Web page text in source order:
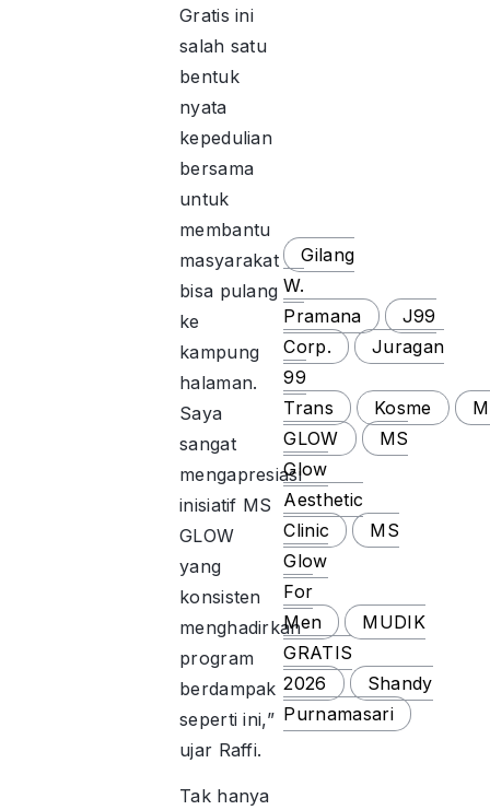
Gratis ini
salah satu
bentuk
nyata
kepedulian
bersama
untuk
membantu
masyarakat
bisa pulang
ke
kampung
halaman.
Saya
sangat
mengapresiasi
inisiatif MS
GLOW
yang
konsisten
menghadirkan
program
berdampak
seperti ini,”
ujar Raffi.
Tak hanya
Gilang
W.
Pramana
J99
Corp.
Juragan
99
Trans
Kosme
GLOW
MS
Glow
Aesthetic
Clinic
MS
Glow
For
Men
MUDIK
GRATIS
2026
Shandy
Purnamasari